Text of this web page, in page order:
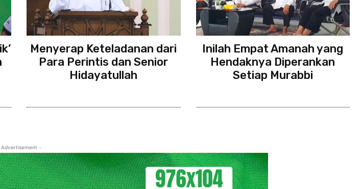
Menyerap Keteladanan dari
Para Perintis dan Senior
Hidayatullah
Inilah Empat Amanah yang
Hendaknya Diperankan
Setiap Murabbi
-